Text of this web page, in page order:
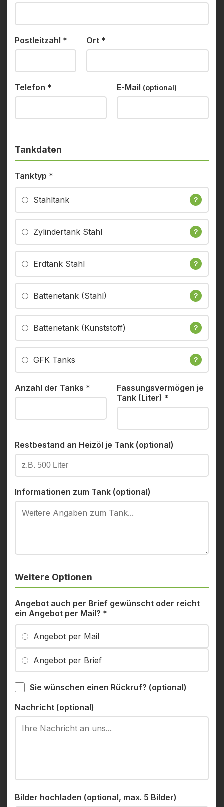
Postleitzahl * Ort *
Telefon * E-Mail (optional)
Tankdaten
Tanktyp *
Stahltank ?
Zylindertank Stahl ?
Erdtank Stahl ?
Batterietank (Stahl) ?
Batterietank (Kunststoff) ?
GFK Tanks ?
Anzahl der Tanks *
Fassungsvermögen je
Tank (Liter) *
Restbestand an Heizöl je Tank (optional)
Informationen zum Tank (optional)
Weitere Optionen
Angebot auch per Brief gewünscht oder reicht
ein Angebot per Mail? *
Angebot per Mail
Angebot per Brief
Sie wünschen einen Rückruf? (optional)
Nachricht (optional)
Bilder hochladen (optional, max. 5 Bilder)